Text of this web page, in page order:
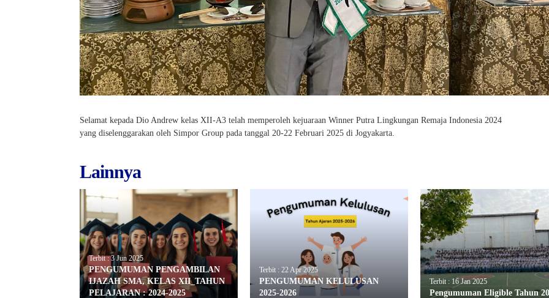
Selamat kepada Dio Andrew kelas XII-A3 telah memperoleh kejuaraan Winner Putra Lingkungan Remaja Indonesia 2024
yang diselenggarakan oleh Simpor Group pada tanggal 20-22 Februari 2025 di Jogyakarta.
Lainnya
Terbit : 3 Jun 2025
PENGUMUMAN PENGAMBILAN
IJAZAH SMA, KELAS XII_TAHUN
PELAJARAN : 2024-2025
Terbit : 22 Apr 2025
PENGUMUMAN KELULUSAN
2025-2026
Terbit : 16 Jan 2025
Pengumuman Eligible Tahun